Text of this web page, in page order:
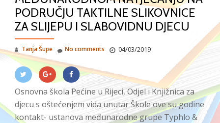
PODRUČJU TAKTILNE SLIKOVNICE
ZA SLIJEPU I SLABOVIDNU DJECU
Tanja Šupe 04/03/2019
No comments
Osnovna škola Pećine u Rijeci, Odjel i Knjižnica za
djecu s oštećenjem vida unutar Škole ove su godine
kontakt- ustanova međunarodne grupe Typhlo &